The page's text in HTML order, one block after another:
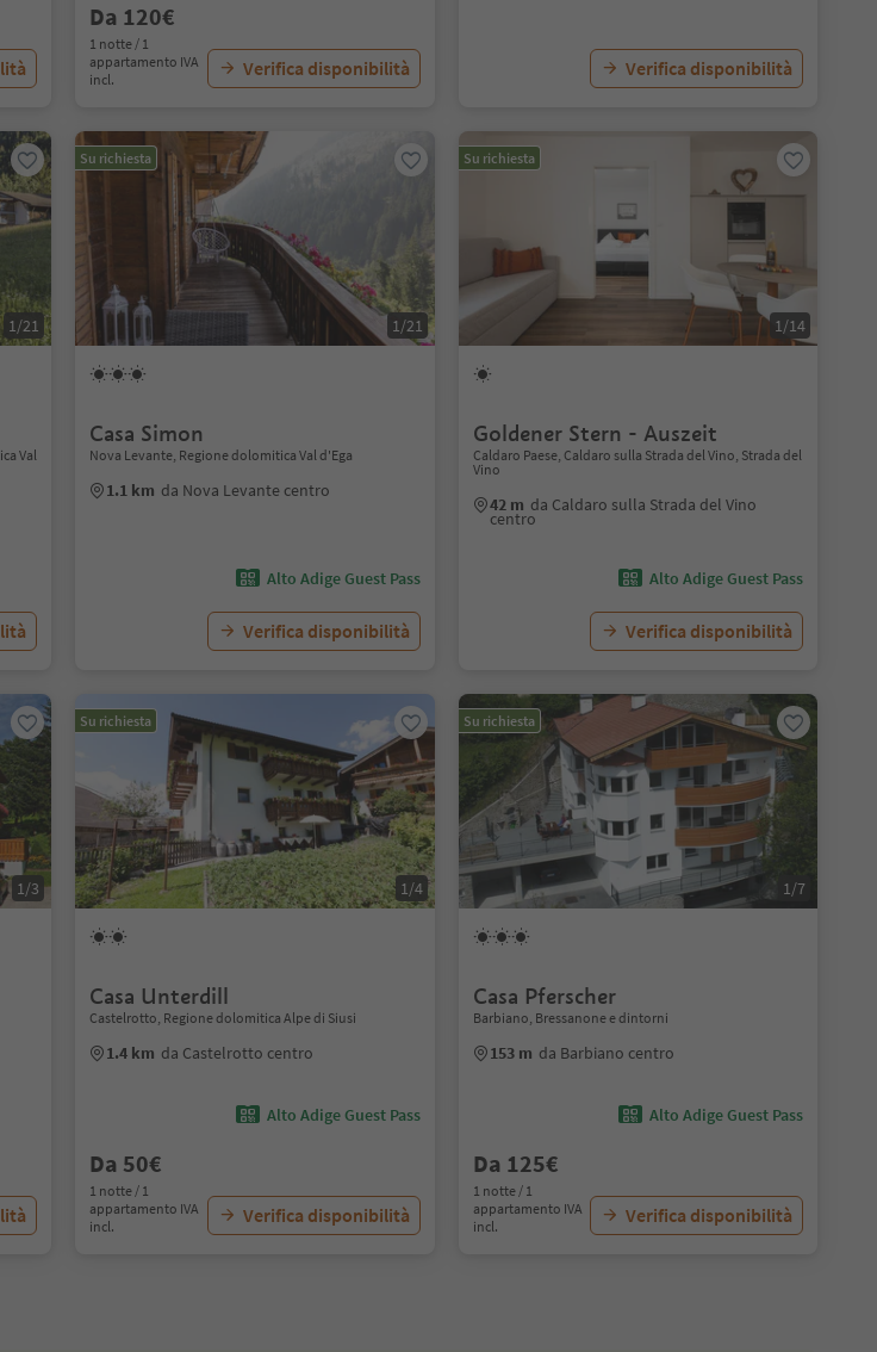
Da 120€
1 notte / 1
appartamento IVA
incl.
Verifica disponibilità Verifica disponibilità
1/21
Val
Su richiesta
1/21
Casa Simon
Nova Levante, Regione dolomitica Val d'Ega
1.1 km da Nova Levante centro
Alto Adige Guest Pass
Verifica disponibilità
Su richiesta
1/14
Goldener Stern - Auszeit
Caldaro Paese, Caldaro sulla Strada del Vino, Strada del
Vino
42 m da Caldaro sulla Strada del Vino
centro
Alto Adige Guest Pass
Verifica disponibilità
1/3
Su richiesta
1/4
Casa Unterdill
Castelrotto, Regione dolomitica Alpe di Siusi
1.4 km da Castelrotto centro
Alto Adige Guest Pass
Da 50€
1 notte / 1
appartamento IVA
incl.
Verifica disponibilità
Su richiesta
1/7
Casa Pferscher
Barbiano, Bressanone e dintorni
153 m da Barbiano centro
Alto Adige Guest Pass
Da 125€
1 notte / 1
appartamento IVA
incl.
Verifica disponibilità